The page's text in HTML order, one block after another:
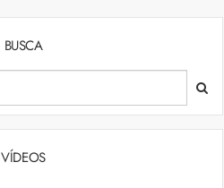
BUSCA
VÍDEOS